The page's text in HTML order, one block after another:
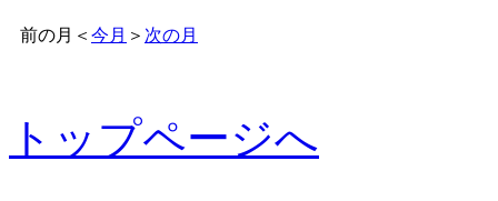
前の月 ＜ 今月 ＞ 次の月
トップページへ